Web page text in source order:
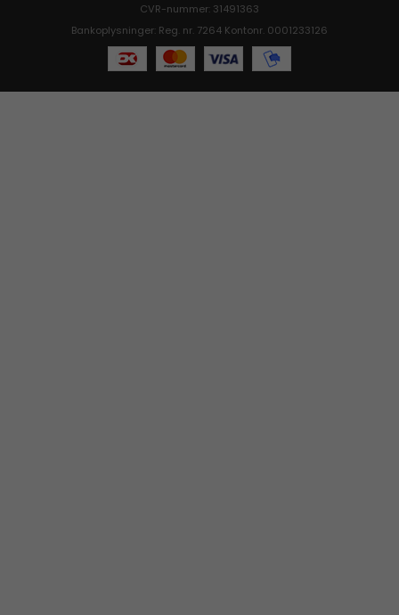
CVR-nummer: 31491363
Bankoplysninger: Reg. nr. 7264 Kontonr. 0001233126